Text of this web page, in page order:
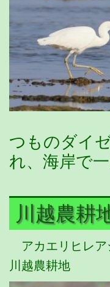
つものダイ
れ、海岸で
川越農耕
アカエリヒレ
川越農耕地